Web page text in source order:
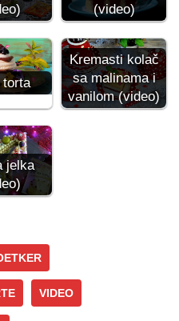
(video)
torta
Kremasti kolač
sa malinama i
vanilom (video)
jelka
VIDEO